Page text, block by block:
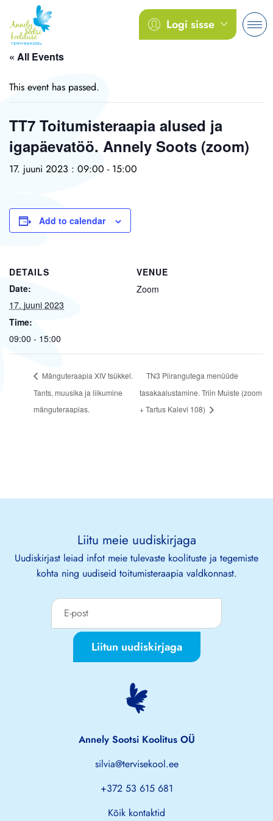
Logi sisse
« All Events
This event has passed.
TT7 Toitumisteraapia alused ja
igapäevatöö. Annely Soots (zoom)
17. juuni 2023 : 09:00 - 15:00
Add to calendar
DETAILS
Date:
17. juuni 2023
Time:
09:00 - 15:00
VENUE
Zoom
Mänguteraapia XIV tsükkel.
Tants, muusika ja liikumine
mänguteraapias.
TN3 Piirangutega menüüde
tasakaalustamine. Triin Muiste (zoom
+ Tartus Kalevi 108)
Liitu meie uudiskirjaga
Uudiskirjast leiad infot meie tulevaste koolituste ja tegemiste
kohta ning uudiseid toitumisteraapia valdkonnast.
Liitun uudiskirjaga
Annely Sootsi Koolitus OÜ
silvia@tervisekool.ee
+372 53 615 681
Kõik kontaktid